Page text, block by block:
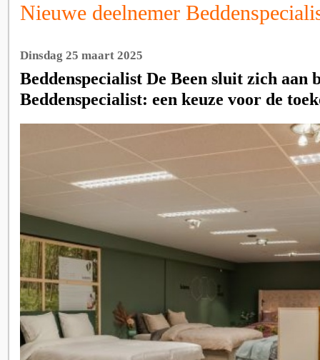
Nieuwe deelnemer
Dinsdag 25 maart 2025
Beddenspecialist De Been sluit zich aan
Beddenspecialist: een keuze voor de